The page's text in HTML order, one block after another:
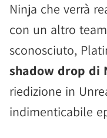
Ninja che verrà
con un altro
sconosciuto,
shadow drop di
riedizione in
indimenticabile